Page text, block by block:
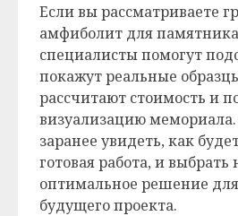
Если вы рассматриваете
амфиболит для
специалисты помогут
покажут реальные
рассчитают стоимость и
визуализацию мемориала.
заранее увидеть, как
готовая работа, и выбрать
оптимальное решение
будущего проекта.